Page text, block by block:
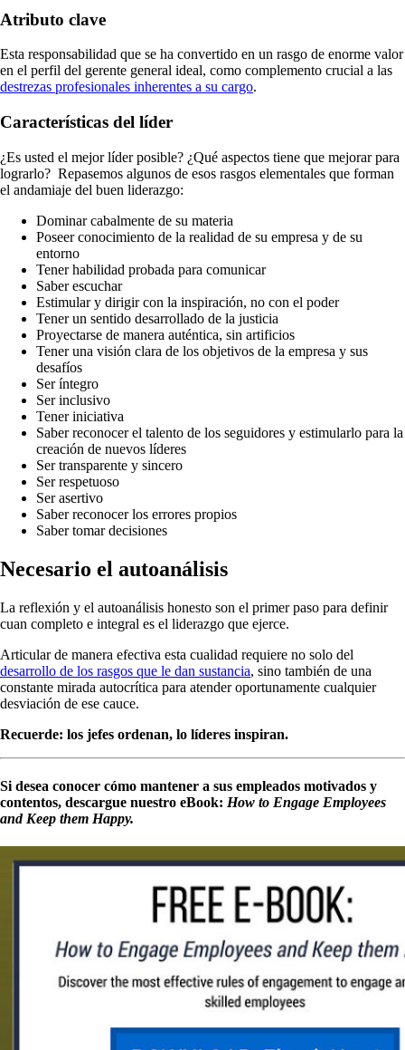
Atributo clave
Esta responsabilidad que se ha convertido en un rasgo de enorme valor
en el perfil del gerente general ideal, como complemento crucial a las
destrezas profesionales inherentes a su cargo.
Características del líder
¿Es usted el mejor líder posible? ¿Qué aspectos tiene que mejorar para
lograrlo? Repasemos algunos de esos rasgos elementales que forman
el andamiaje del buen liderazgo:
Dominar cabalmente de su materia
Poseer conocimiento de la realidad de su empresa y de su
entorno
Tener habilidad probada para comunicar
Saber escuchar
Estimular y dirigir con la inspiración, no con el poder
Tener un sentido desarrollado de la justicia
Proyectarse de manera auténtica, sin artificios
Tener una visión clara de los objetivos de la empresa y sus
desafíos
Ser íntegro
Ser inclusivo
Tener iniciativa
Saber reconocer el talento de los seguidores y estimularlo para la
creación de nuevos líderes
Ser transparente y sincero
Ser respetuoso
Ser asertivo
Saber reconocer los errores propios
Saber tomar decisiones
Necesario el autoanálisis
La reflexión y el autoanálisis honesto son el primer paso para definir
cuan completo e integral es el liderazgo que ejerce.
Articular de manera efectiva esta cualidad requiere no solo del
desarrollo de los rasgos que le dan sustancia, sino también de una
constante mirada autocrítica para atender oportunamente cualquier
desviación de ese cauce.
Recuerde: los jefes ordenan, lo líderes inspiran.
Si desea conocer cómo mantener a sus empleados motivados y
contentos, descargue nuestro eBook: How to Engage Employees
and Keep them Happy.